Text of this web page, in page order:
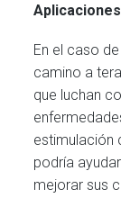
En el caso
camino a
que luchan
estimulación
podría
mejorar sus